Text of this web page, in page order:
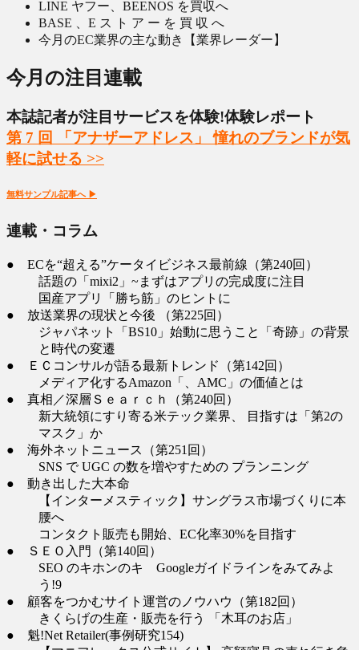
LINE ヤフー、BEENOS を買収へ
BASE 、E ス ト ア ー を 買 収 へ
今月のEC業界の主な動き【業界レーダー】
今月の注目連載
本誌記者が注目サービスを体験!体験レポート
第 7 回 「アナザーアドレス」 憧れのブランドが気
軽に試せる >>
無料サンプル記事へ ▶︎
連載・コラム
● ECを“超える”ケータイビジネス最前線（第240回）
話題の「mixi2」~まずはアプリの完成度に注目
国産アプリ「勝ち筋」のヒントに
● 放送業界の現状と今後 （第225回）
ジャパネット「BS10」始動に思うこと「奇跡」の背景
と時代の変遷
● ＥＣコンサルが語る最新トレンド（第142回）
メディア化するAmazon「、AMC」の価値とは
● 真相／深層Ｓｅａｒｃｈ（第240回）
新大統領にすり寄る米テック業界、 目指すは「第2の
マスク」か
● 海外ネットニュース（第251回）
SNS で UGC の数を増やすための プランニング
● 動き出した大本命
【インターメスティック】サングラス市場づくりに本
腰へ
コンタクト販売も開始、EC化率30%を目指す
● ＳＥＯ入門（第140回）
SEO のキホンのキ Googleガイドラインをみてみよ
う!9
● 顧客をつかむサイト運営のノウハウ（第182回）
きくらげの生産・販売を行う 「木耳のお店」
● 魁!Net Retailer(事例研究154)